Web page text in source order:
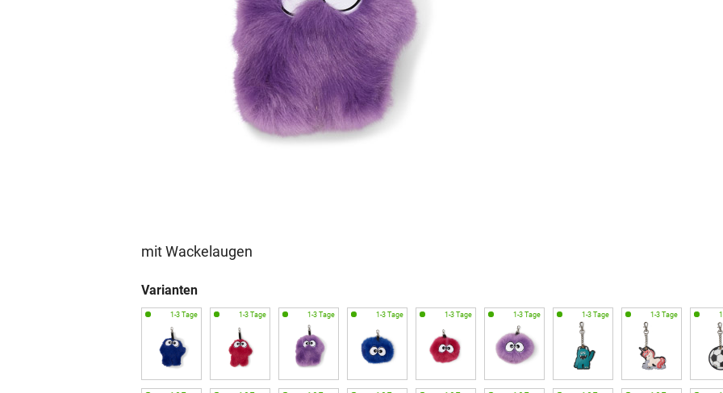
mit Wackelaugen
Varianten